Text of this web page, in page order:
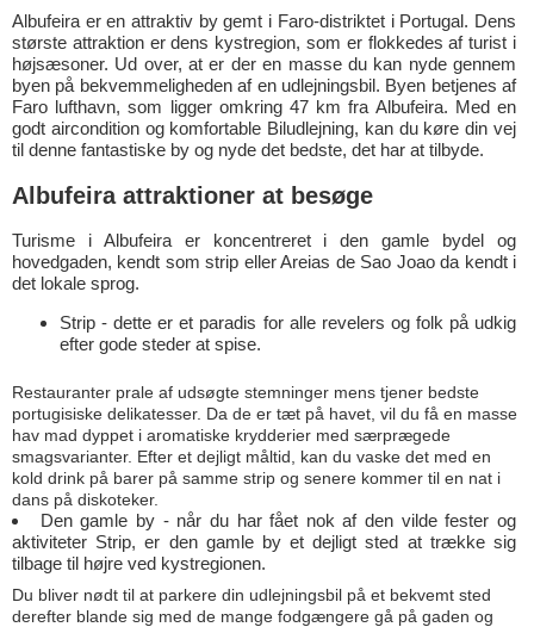
Albufeira er en attraktiv by gemt i Faro-distriktet i Portugal. Dens
største attraktion er dens kystregion, som er flokkedes af turist i
højsæsoner. Ud over, at er der en masse du kan nyde gennem
byen på bekvemmeligheden af en udlejningsbil. Byen betjenes af
Faro lufthavn, som ligger omkring 47 km fra Albufeira. Med en
godt aircondition og komfortable Biludlejning, kan du køre din vej
til denne fantastiske by og nyde det bedste, det har at tilbyde.
Albufeira attraktioner at besøge
Turisme i Albufeira er koncentreret i den gamle bydel og
hovedgaden, kendt som strip eller Areias de Sao Joao da kendt i
det lokale sprog.
Strip - dette er et paradis for alle revelers og folk på udkig
efter gode steder at spise.
Restauranter prale af udsøgte stemninger mens tjener bedste
portugisiske delikatesser. Da de er tæt på havet, vil du få en masse
hav mad dyppet i aromatiske krydderier med særprægede
smagsvarianter. Efter et dejligt måltid, kan du vaske det med en
kold drink på barer på samme strip og senere kommer til en nat i
dans på diskoteker.
Den gamle by - når du har fået nok af den vilde fester og
aktiviteter Strip, er den gamle by et dejligt sted at trække sig
tilbage til højre ved kystregionen.
Du bliver nødt til at parkere din udlejningsbil på et bekvemt sted
derefter blande sig med de mange fodgængere gå på gaden og